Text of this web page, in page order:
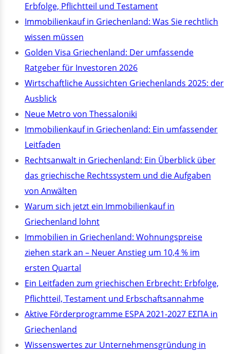
Erbfolge, Pflichtteil und Testament
Immobilienkauf in Griechenland: Was Sie rechtlich
wissen müssen
Golden Visa Griechenland: Der umfassende
Ratgeber für Investoren 2026
Wirtschaftliche Aussichten Griechenlands 2025: der
Ausblick
Neue Metro von Thessaloniki
Immobilienkauf in Griechenland: Ein umfassender
Leitfaden
Rechtsanwalt in Griechenland: Ein Überblick über
das griechische Rechtssystem und die Aufgaben
von Anwälten
Warum sich jetzt ein Immobilienkauf in
Griechenland lohnt
Immobilien in Griechenland: Wohnungspreise
ziehen stark an – Neuer Anstieg um 10,4 % im
ersten Quartal
Ein Leitfaden zum griechischen Erbrecht: Erbfolge,
Pflichtteil, Testament und Erbschaftsannahme
Aktive Förderprogramme ESPA 2021-2027 ΕΣΠΑ in
Griechenland
Wissenswertes zur Unternehmensgründung in